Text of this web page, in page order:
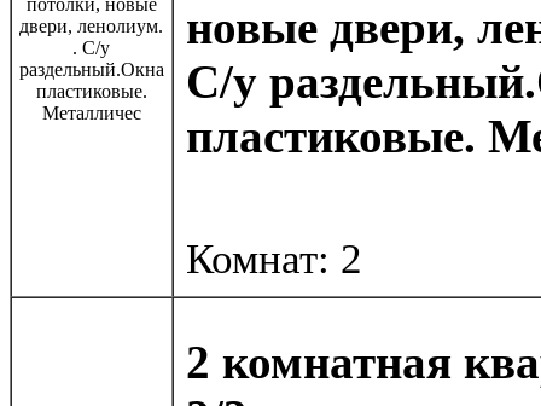
новые двери,
С/у
пластиковые.
Комнат: 2
2 комнатнaя